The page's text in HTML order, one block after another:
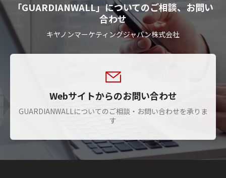
「GUARDIANWALL」についてのご相談、お問い
合わせ
キヤノンマーケティングジャパン株式会社
Webサイトからのお問い合わせ
GUARDIANWALLについてのご相談・お問い合わせを承りま
す